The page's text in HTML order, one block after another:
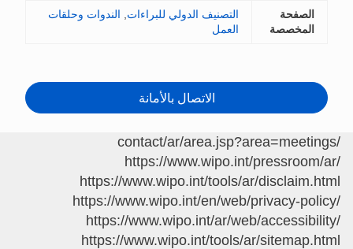
الصفحة
المخصصة
التصنيف الدولي للبراءات
الندوات وحلقات
العمل
الاتصال بالأمانة
/contact/ar/area.jsp?area=meetings
https://www.wipo.int/pressroom/ar/
https://www.wipo.int/tools/ar/disclaim.html
https://www.wipo.int/en/web/privacy-policy/
https://www.wipo.int/ar/web/accessibility/
https://www.wipo.int/tools/ar/sitemap.html